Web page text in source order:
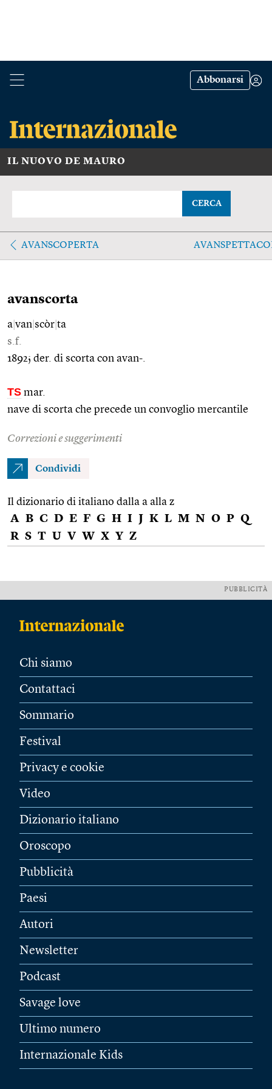
Abbonarsi
IL NUOVO DE MAURO
CERCA
AVANSCOPERTA
avanscorta
a van scòr ta
s.f.
1892; der. di scorta con avan-.
TS mar.
nave di scorta che precede un convoglio mercantile
Correzioni e suggerimenti
Condividi
Il dizionario di italiano dalla a alla z
A B C D E F G H I J K L M N O P Q
R S T U V W X Y Z
PUBBLICITÀ
Chi siamo
Contattaci
Sommario
Festival
Privacy e cookie
Video
Dizionario italiano
Oroscopo
Pubblicità
Paesi
Autori
Newsletter
Podcast
Savage love
Ultimo numero
Internazionale Kids